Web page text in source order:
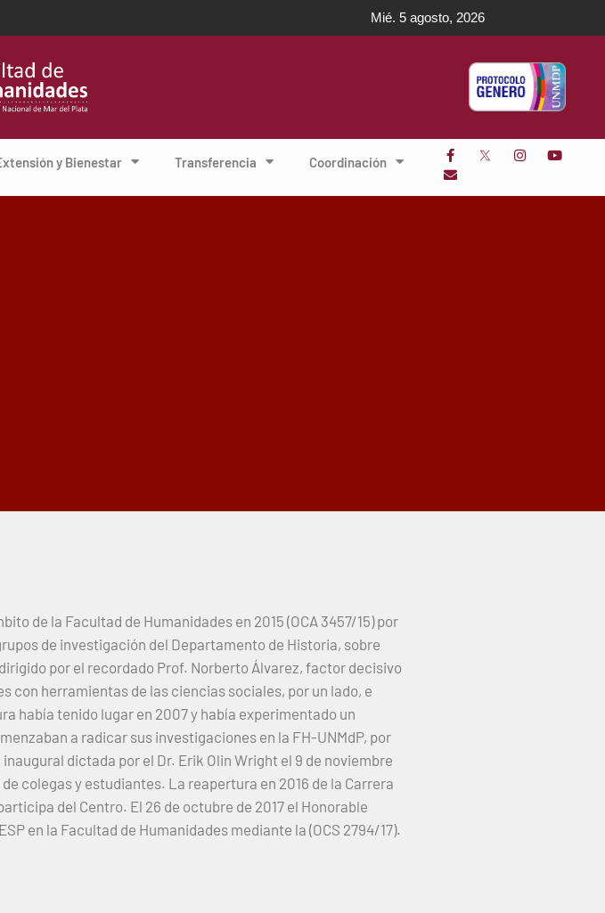
Mié. 5 agosto, 2026
y Bienestar Transferencia Coordinación
de la Facultad de Humanidades en 2015 (OCA 3457/15) por
de investigación del Departamento de Historia, sobre
por el recordado Prof. Norberto Álvarez, factor decisivo
con herramientas de las ciencias sociales, por un lado, e
había tenido lugar en 2007 y había experimentado un
a radicar sus investigaciones en la FH-UNMdP, por
dictada por el Dr. Erik Olin Wright el 9 de noviembre
colegas y estudiantes. La reapertura en 2016 de la Carrera
del Centro. El 26 de octubre de 2017 el Honorable
en la Facultad de Humanidades mediante la (OCS 2794/17).